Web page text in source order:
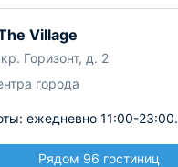
Village
Горизонт, д. 2
города
ежедневно 11:00-23:00.
Рядом 96 гостиниц